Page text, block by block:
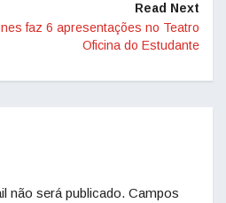
Read Next
faz 6 apresentações no Teatro
Oficina do Estudante
não será publicado. Campos